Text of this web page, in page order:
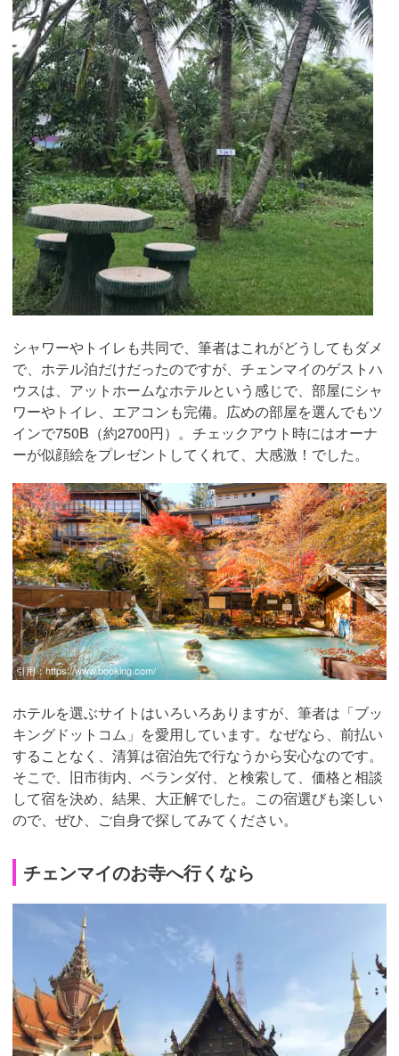
シャワーやトイレも共同で、筆者はこれがどうしてもダメ
で、ホテル泊だけだったのですが、チェンマイのゲストハ
ウスは、アットホームなホテルという感じで、部屋にシャ
ワーやトイレ、エアコンも完備。広めの部屋を選んでもツ
インで750B（約2700円）。チェックアウト時にはオーナ
ーが似顔絵をプレゼントしてくれて、大感激！でした。
引用：https://www.booking.com/
ホテルを選ぶサイトはいろいろありますが、筆者は「ブッ
キングドットコム」を愛用しています。なぜなら、前払い
することなく、清算は宿泊先で行なうから安心なのです。
そこで、旧市街内、ベランダ付、と検索して、価格と相談
して宿を決め、結果、大正解でした。この宿選びも楽しい
ので、ぜひ、ご自身で探してみてください。
チェンマイのお寺へ行くなら